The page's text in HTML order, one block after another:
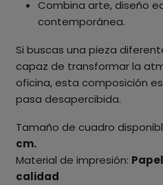
Combina arte, diseño
contemporánea.
Si buscas una pieza
capaz de transformar la
oficina, esta composición
pasa desapercibida.
Tamaño de cuadro
cm.
Material de impresión:
calidad